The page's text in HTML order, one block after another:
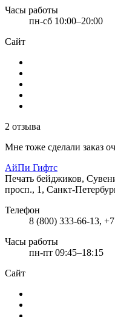
Часы работы
пн-сб 10:00–20:00
Сайт
2 отзыва
Мне тоже сделали заказ
АйПи Гифтс
Печать бейджиков,
просп., 1, Санкт-
Телефон
8 (800) 333-66-13,
Часы работы
пн-пт 09:45–18:15
Сайт